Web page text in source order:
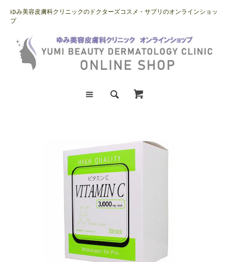
ゆみ美容皮膚科クリニックのドクターズコスメ・サプリのオンラインショッ
プ